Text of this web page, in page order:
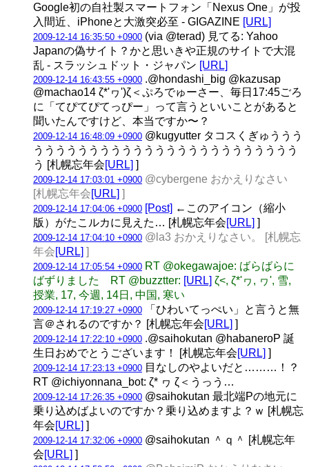
Google初の自社製スマートフォン「Nexus One」が投
入間近、iPhoneと大激突必至 - GIGAZINE [URL]
2009-12-14 16:35:50 +0900 (via @terad) 見てる: Yahoo
Japanの偽サイト？かと思いきや正規のサイトで大混
乱 - スラッシュドット・ジャパン [URL]
2009-12-14 16:43:55 +0900 .@hondashi_big @kazusap
@machao14 ζ*'ヮ')ζ＜ぷろでゅーさー、毎日17:45ごろ
に「てぴてぴてっぴー」って言うといいことがあると
聞いたんですけど、本当ですか〜？
2009-12-14 16:48:09 +0900 @kugyutter タコスくぎゅううう
うううううううううううううううううううううううう
う [札幌忘年会[URL] ]
2009-12-14 17:03:01 +0900 @cybergene おかえりなさい
[札幌忘年会[URL] ]
2009-12-14 17:04:06 +0900 [Post] ←このアイコン（縮小
版）がたこルカに見えた… [札幌忘年会[URL] ]
2009-12-14 17:04:10 +0900 @la3 おかえりなさい。 [札幌忘
年会[URL] ]
2009-12-14 17:05:54 +0900 RT @okegawajoe: ばらばらに
ばずりました RT @buzztter: [URL] ζ<, ζ*'ヮ, ヮ', 雪,
授業, 17, 今週, 14日, 中国, 寒い
2009-12-14 17:19:27 +0900 「ひわいてっぺい」と言うと無
言＠されるのですか？ [札幌忘年会[URL] ]
2009-12-14 17:22:10 +0900 .@saihokutan @habaneroP 誕
生日おめでとうございます！ [札幌忘年会[URL] ]
2009-12-14 17:23:13 +0900 目なしのやよいだと………！？
RT @ichiyonnana_bot: ζ* ヮ ζ＜うっう…
2009-12-14 17:26:35 +0900 @saihokutan 最北端Pの地元に
乗り込めばよいのですか？乗り込めますよ？ｗ [札幌忘
年会[URL] ]
2009-12-14 17:32:06 +0900 @saihokutan ＾ｑ＾ [札幌忘年
会[URL] ]